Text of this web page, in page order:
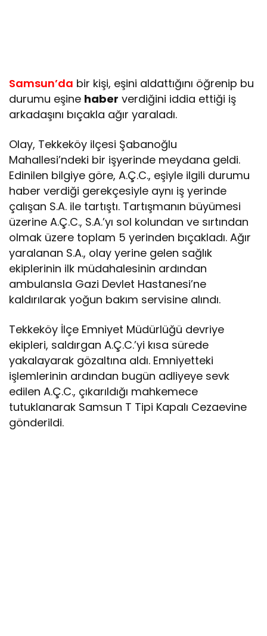
Samsun’da bir kişi, eşini aldattığını öğrenip bu
durumu eşine haber verdiğini iddia ettiği iş
arkadaşını bıçakla ağır yaraladı.
Olay, Tekkeköy ilçesi Şabanoğlu
Mahallesi’ndeki bir işyerinde meydana geldi.
Edinilen bilgiye göre, A.Ç.C., eşiyle ilgili durumu
haber verdiği gerekçesiyle aynı iş yerinde
çalışan S.A. ile tartıştı. Tartışmanın büyümesi
üzerine A.Ç.C., S.A.’yı sol kolundan ve sırtından
olmak üzere toplam 5 yerinden bıçakladı. Ağır
yaralanan S.A., olay yerine gelen sağlık
ekiplerinin ilk müdahalesinin ardından
ambulansla Gazi Devlet Hastanesi’ne
kaldırılarak yoğun bakım servisine alındı.
Tekkeköy İlçe Emniyet Müdürlüğü devriye
ekipleri, saldırgan A.Ç.C.’yi kısa sürede
yakalayarak gözaltına aldı. Emniyetteki
işlemlerinin ardından bugün adliyeye sevk
edilen A.Ç.C., çıkarıldığı mahkemece
tutuklanarak Samsun T Tipi Kapalı Cezaevine
gönderildi.